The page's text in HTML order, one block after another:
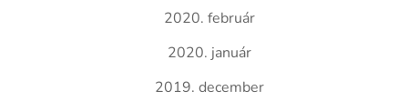
2020. február
2020. január
2019. december